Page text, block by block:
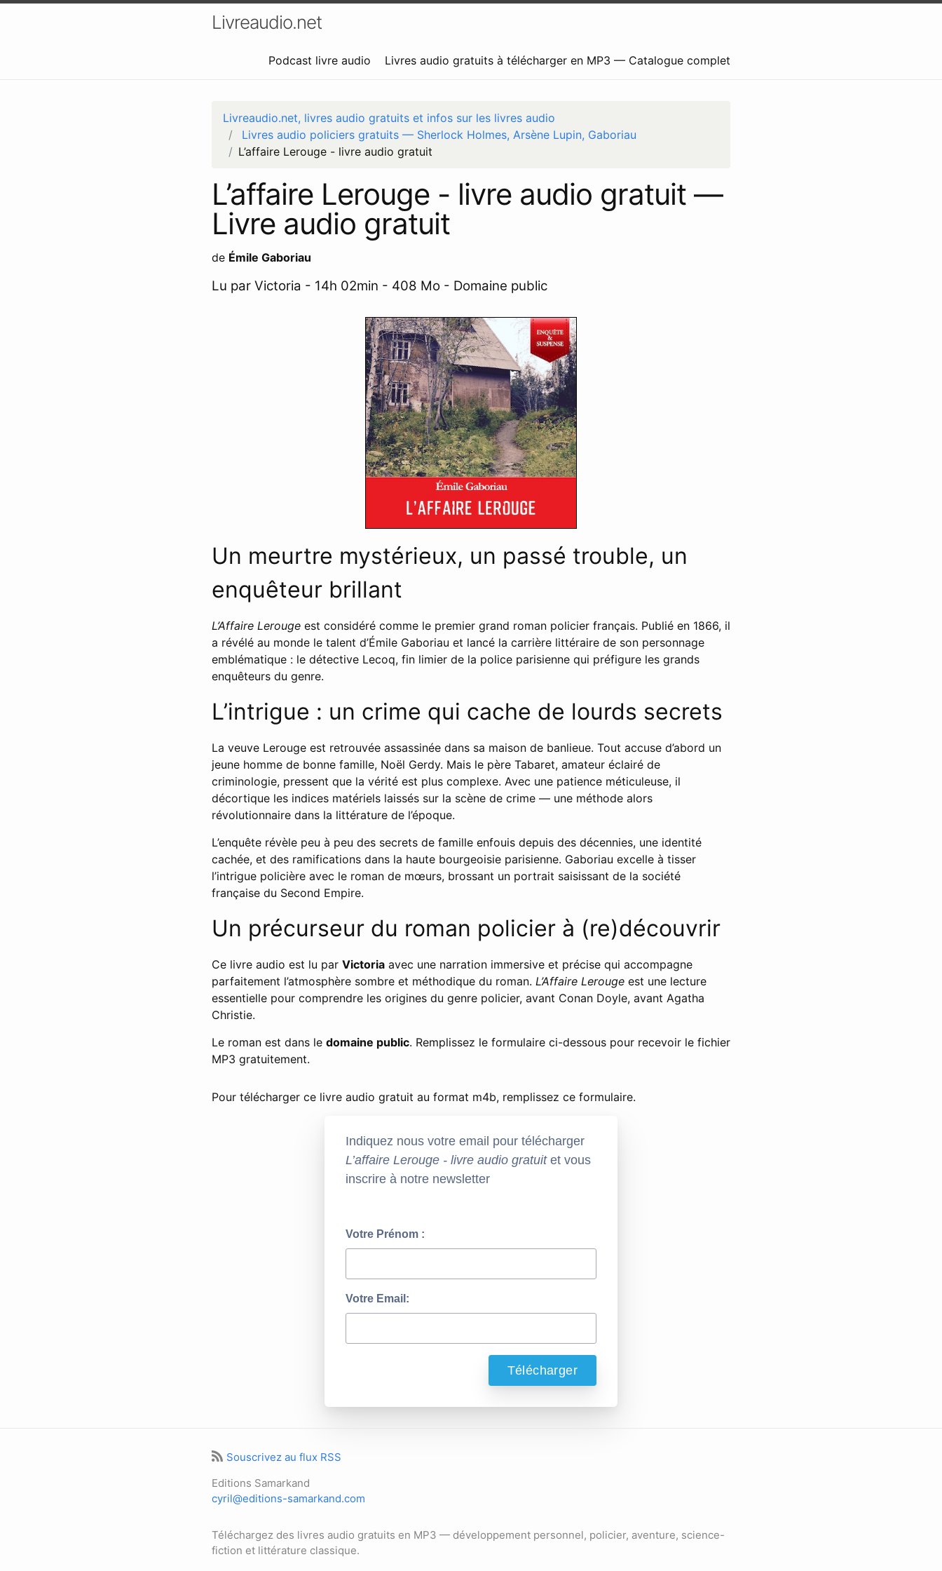
Livreaudio.net
Podcast livre audio Livres audio gratuits à télécharger en MP3 — Catalogue complet
Livreaudio.net, livres audio gratuits et infos sur les livres audio
Livres audio policiers gratuits — Sherlock Holmes, Arsène Lupin, Gaboriau
L’affaire Lerouge - livre audio gratuit
L’affaire Lerouge - livre audio gratuit —
Livre audio gratuit
de Émile Gaboriau
Lu par Victoria - 14h 02min - 408 Mo - Domaine public
Un meurtre mystérieux, un passé trouble, un
enquêteur brillant
L’Affaire Lerouge est considéré comme le premier grand roman policier français. Publié en 1866, il
a révélé au monde le talent d’Émile Gaboriau et lancé la carrière littéraire de son personnage
emblématique : le détective Lecoq, fin limier de la police parisienne qui préfigure les grands
enquêteurs du genre.
L’intrigue : un crime qui cache de lourds secrets
La veuve Lerouge est retrouvée assassinée dans sa maison de banlieue. Tout accuse d’abord un
jeune homme de bonne famille, Noël Gerdy. Mais le père Tabaret, amateur éclairé de
criminologie, pressent que la vérité est plus complexe. Avec une patience méticuleuse, il
décortique les indices matériels laissés sur la scène de crime — une méthode alors
révolutionnaire dans la littérature de l’époque.
L’enquête révèle peu à peu des secrets de famille enfouis depuis des décennies, une identité
cachée, et des ramifications dans la haute bourgeoisie parisienne. Gaboriau excelle à tisser
l’intrigue policière avec le roman de mœurs, brossant un portrait saisissant de la société
française du Second Empire.
Un précurseur du roman policier à (re)découvrir
Ce livre audio est lu par Victoria avec une narration immersive et précise qui accompagne
parfaitement l’atmosphère sombre et méthodique du roman. L’Affaire Lerouge est une lecture
essentielle pour comprendre les origines du genre policier, avant Conan Doyle, avant Agatha
Christie.
Le roman est dans le domaine public. Remplissez le formulaire ci-dessous pour recevoir le fichier
MP3 gratuitement.
Pour télécharger ce livre audio gratuit au format m4b, remplissez ce formulaire.
Indiquez nous votre email pour télécharger
L’affaire Lerouge - livre audio gratuitet vous
inscrire à notre newsletter
Votre Prénom :
Votre Email:
Souscrivez au flux RSS
Editions Samarkand
cyril@editions-samarkand.com
Téléchargez des livres audio gratuits en MP3 — développement personnel, policier, aventure, science-
fiction et littérature classique.